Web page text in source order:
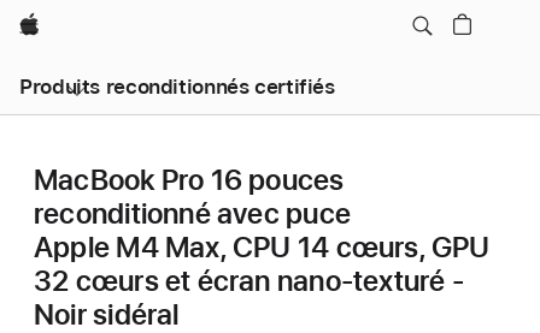
Apple
Produits reconditionnés certifiés
MacBook Pro 16 pouces
reconditionné avec puce
Apple M4 Max, CPU 14 cœurs, GPU
32 cœurs et écran nano-texturé -
Noir sidéral